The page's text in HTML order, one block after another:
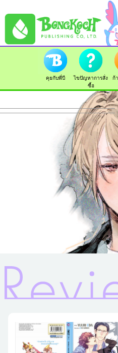
คุยกับพี่บี
ไขปัญหาการสั่ง
ซื้อ
ก้